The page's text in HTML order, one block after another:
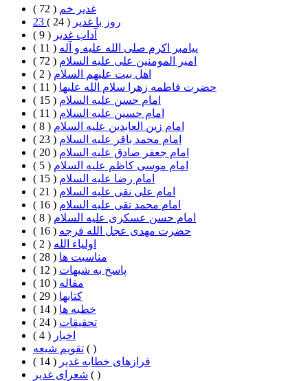
غدیر خم ( 72 )
23 روز با غدير ( 24 )
آداب غدیر ( 9 )
پیامبر اکرم صلی الله علیه و آله ( 11 )
امیر المومنین علی علیه السلام ( 72 )
اهل بيت علیهم السلام ( 2 )
حضرت فاطمه زهرا سلام الله علیها ( 11 )
امام حسن علیه السلام ( 15 )
امام حسین علیه السلام ( 11 )
امام زین العابدین علیه السلام ( 8 )
امام محمد باقر علیه السلام ( 23 )
امام جعفر صادق علیه السلام ( 20 )
امام موسی کاظم علیه السلام ( 5 )
امام رضا علیه السلام ( 15 )
امام علی نقی علیه السلام ( 21 )
امام محمد تقی علیه السلام ( 16 )
امام حسن عسکری علیه السلام ( 8 )
حضرت مهدی عجل الله فرجه ( 16 )
اولیاء الله ( 2 )
مناسبت ها ( 28 )
پاسخ به شبهات ( 12 )
مقاله ( 10 )
كتابها ( 29 )
خطبه ها ( 14 )
تحقيقات ( 24 )
اخبار ( 4 )
تقویم شیعه ( )
فرازهای خطابه غدیر ( 14 )
شعرای غدیر ( )